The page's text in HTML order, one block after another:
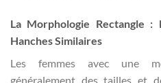
La Morphologie Rectangle :
Hanches Similaires
Les femmes avec une
généralement des tailles et